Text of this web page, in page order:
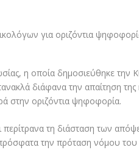
η οποία δημοσιεύθηκε την
διάφανα την απαίτηση
στην οριζόντια ψηφοφορία.
τη διάσταση των
την πρόταση νόμου